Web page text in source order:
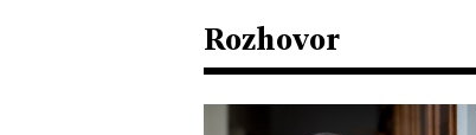
Rozhovor